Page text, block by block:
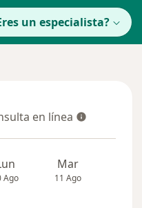
un especialista?
en línea
en línea
Ago
Mar
11 Ago